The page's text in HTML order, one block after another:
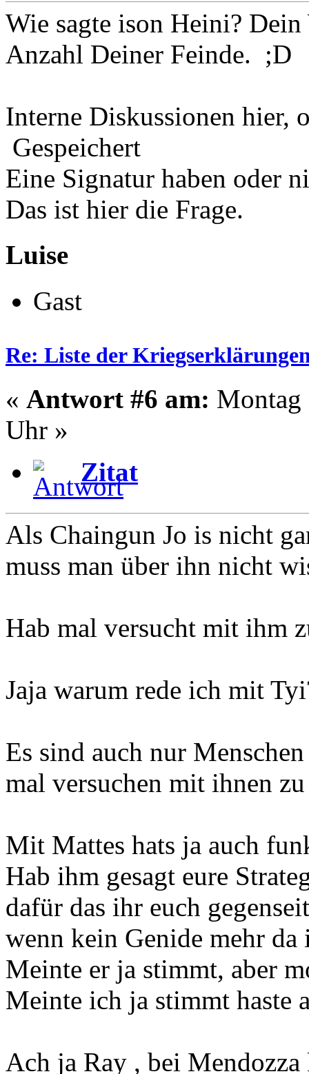
Wie sagte ison Heini?
Anzahl Deiner Feinde. ;D
Interne Diskussionen hier,
Gespeichert
Eine Signatur haben oder
Das ist hier die Frage.
Luise
Gast
Re: Liste der
« Antwort #6 am: Montag
Uhr »
Zitat
Als Chaingun Jo is nicht
muss man über ihn nicht
Hab mal versucht mit ihm
Jaja warum rede ich mit
Es sind auch nur
mal versuchen mit ihnen
Mit Mattes hats ja auch
Hab ihm gesagt eure
dafür das ihr euch
wenn kein Genide mehr da
Meinte er ja stimmt, aber
Meinte ich ja stimmt haste
Ach ja Ray , bei